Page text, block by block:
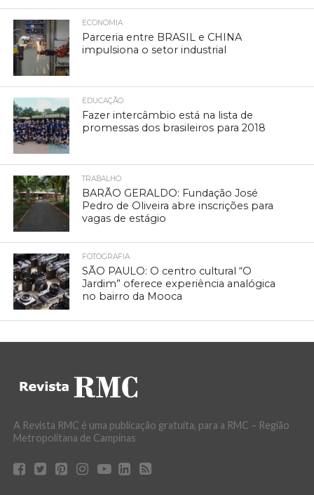
ECONOMIA
Parceria entre BRASIL e CHINA
impulsiona o setor industrial
EDUCAÇÃO
Fazer intercâmbio está na lista de
promessas dos brasileiros para 2018
TRABALHO
BARÃO GERALDO: Fundação José
Pedro de Oliveira abre inscrições para
vagas de estágio
FOTOGRAFIA
SÃO PAULO: O centro cultural “O
Jardim” oferece experiência analógica
no bairro da Mooca
A Revista RMC é uma publicação gratuita, para a RMC – Região
Metropolitana de Campinas